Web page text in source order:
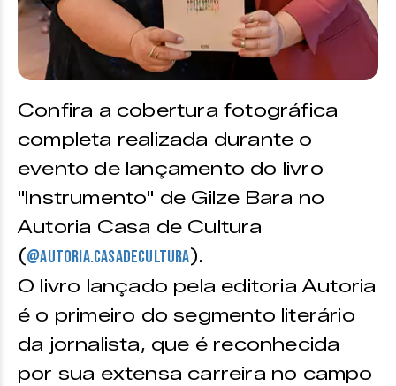
Confira a cobertura fotográfica
completa realizada durante o
evento de lançamento do livro
"Instrumento" de Gilze Bara no
Autoria Casa de Cultura
(@autoria.casadecultura).
O livro lançado pela editoria Autoria
é o primeiro do segmento literário
da jornalista, que é reconhecida
por sua extensa carreira no campo